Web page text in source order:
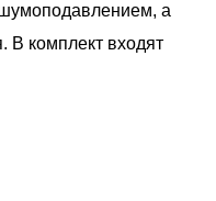
шумоподавлением, а
В комплект входят